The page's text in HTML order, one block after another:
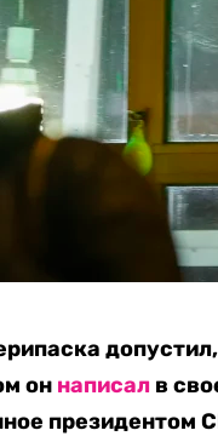
он написал в
президентом